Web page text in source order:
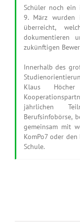
Schüler noch ein
9. März wurden
überreicht,
dokumentieren
zukünftigen
Innerhalb des
Klaus
jährlichen
Berufsinfobörse,
gemeinsam mit
KomPo7 oder
Schule.